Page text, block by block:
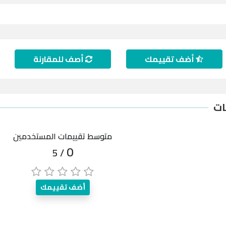
أضف تقييمك أصف للمقارنة
متوسط تقييمات المستخدمين
0
/ 5
أضف تقييمك